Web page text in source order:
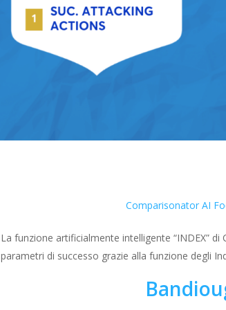
Comparisonator AI
La funzione artificialmente intelligente “INDEX”
parametri di successo grazie alla funzione degli